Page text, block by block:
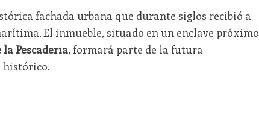
fachada urbana que durante siglos recibió a
El inmueble, situado en un enclave próximo
Pescadería, formará parte de la futura
histórico.